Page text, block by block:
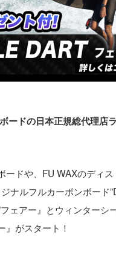
ードの日本正規総代理店
ードや、FU WAXのディ
ナルフルカーボンボード
フェアー』とウィンター
』がスタート！